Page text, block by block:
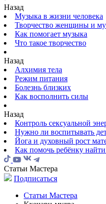
Назад
Музыка в жизни человека
Творчество женщины и
Как помогает музыка
Что такое творчество
Назад
Алхимия тела
Режим питания
Болезнь близких
Как восполнить силы
Назад
Контроль сексуальной
Нужно ли воспитывать
Йога и духовный рост
Как помочь ребёнку
Статьи Мастера
Подписаться
Статьи Мастера